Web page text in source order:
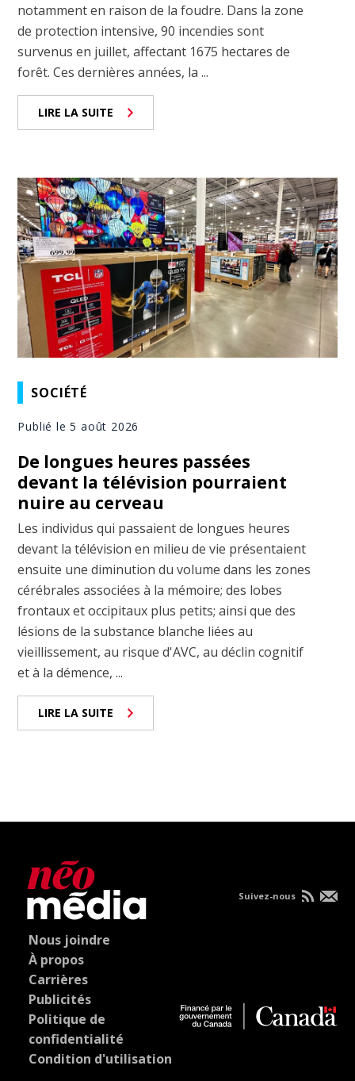
notamment en raison de la foudre. Dans la zone
de protection intensive, 90 incendies sont
survenus en juillet, affectant 1675 hectares de
forêt. Ces dernières années, la ...
LIRE LA SUITE
SOCIÉTÉ
Publié le 5 août 2026
De longues heures passées
devant la télévision pourraient
nuire au cerveau
Les individus qui passaient de longues heures
devant la télévision en milieu de vie présentaient
ensuite une diminution du volume dans les zones
cérébrales associées à la mémoire; des lobes
frontaux et occipitaux plus petits; ainsi que des
lésions de la substance blanche liées au
vieillissement, au risque d'AVC, au déclin cognitif
et à la démence, ...
LIRE LA SUITE
Nous joindre
À propos
Carrières
Publicités
Politique de
confidentialité
Condition d'utilisation
Suivez-nous